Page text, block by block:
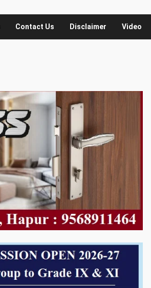
Contact Us Disclaimer Video